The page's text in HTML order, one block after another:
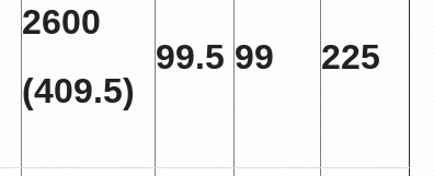
2600
(409.5)
99.5 99 225